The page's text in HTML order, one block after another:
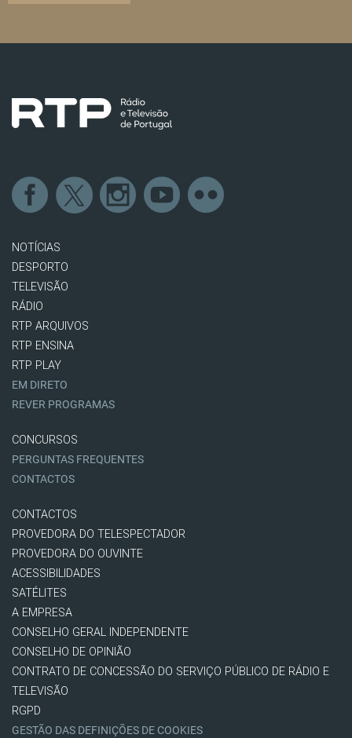
NOTÍCIAS
DESPORTO
TELEVISÃO
RÁDIO
RTP ARQUIVOS
RTP ENSINA
RTP PLAY
EM DIRETO
REVER PROGRAMAS
CONCURSOS
PERGUNTAS FREQUENTES
CONTACTOS
CONTACTOS
PROVEDORA DO TELESPECTADOR
PROVEDORA DO OUVINTE
ACESSIBILIDADES
SATÉLITES
A EMPRESA
CONSELHO GERAL INDEPENDENTE
CONSELHO DE OPINIÃO
CONTRATO DE CONCESSÃO DO SERVIÇO PÚBLICO DE RÁDIO E
TELEVISÃO
RGPD
GESTÃO DAS DEFINIÇÕES DE COOKIES